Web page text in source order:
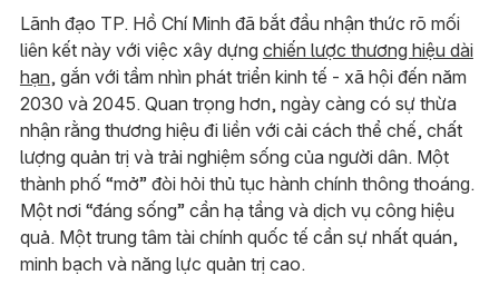
Lãnh đạo TP. Hồ Chí Minh đã bắt đầu nhận thức rõ mối
liên kết này với việc xây dựng chiến lược thương hiệu dài
hạn, gắn với tầm nhìn phát triển kinh tế - xã hội đến năm
2030 và 2045. Quan trọng hơn, ngày càng có sự thừa
nhận rằng thương hiệu đi liền với cải cách thể chế, chất
lượng quản trị và trải nghiệm sống của người dân. Một
thành phố “mở” đòi hỏi thủ tục hành chính thông thoáng.
Một nơi “đáng sống” cần hạ tầng và dịch vụ công hiệu
quả. Một trung tâm tài chính quốc tế cần sự nhất quán,
minh bạch và năng lực quản trị cao.